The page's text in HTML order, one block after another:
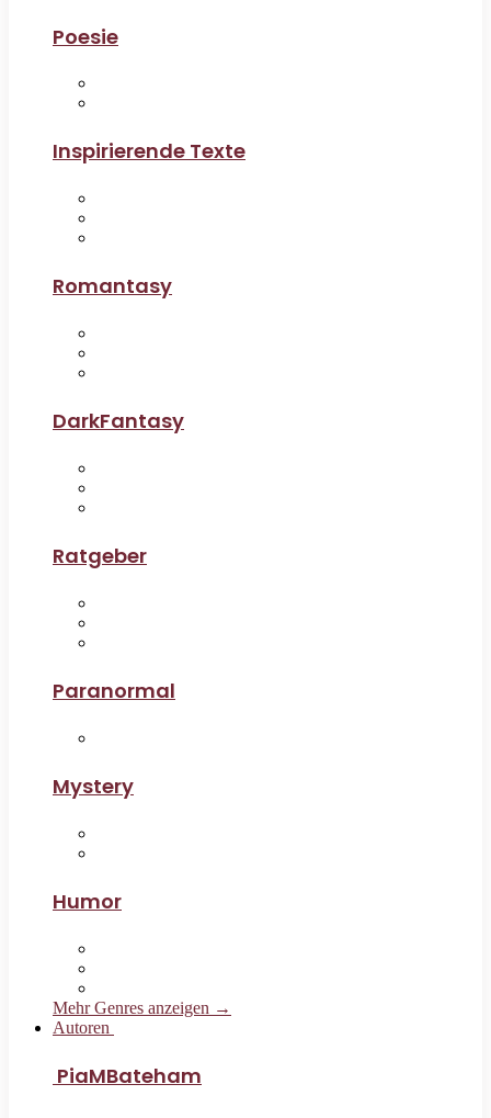
Poesie
Inspirierende Texte
Romantasy
DarkFantasy
Ratgeber
Paranormal
Mystery
Humor
Mehr Genres anzeigen →
Autoren
PiaMBateham